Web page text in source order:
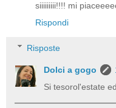
siiiiiiiii!!!! mi
Rispondi
Risposte
Dolci a gogo
Si tesorol'estate